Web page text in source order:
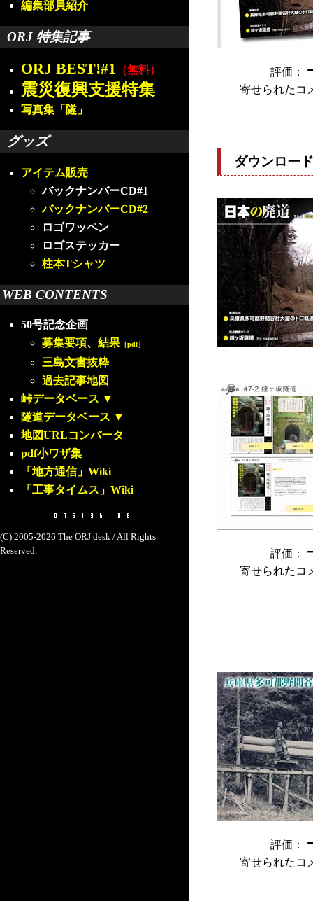
編集部員紹介
ORJ 特集記事
ORJ BEST!#1 （無料）
震災復興支援特集
写真集「隧」
グッズ
アイテム販売
バックナンバーCD#1
バックナンバーCD#2
ロゴワッペン
ロゴステッカー
柱本Tシャツ
WEB CONTENTS
50号記念企画
募集要項、 結果 ［pdf］
三島文書抜粋
過去記事地図
峠データベース ▼
隧道データベース ▼
地図URLコンバータ
pdf小ワザ集
「地方通信」Wiki
「工事タイムス」Wiki
(C) 2005-2026 The ORJ desk / All Rights
Reserved.
評価：
寄せられたコ
ダウンロー
評価：
寄せられたコ
評価：
寄せられたコ